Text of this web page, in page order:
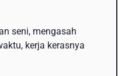
seni, mengasah
kerja kerasnya